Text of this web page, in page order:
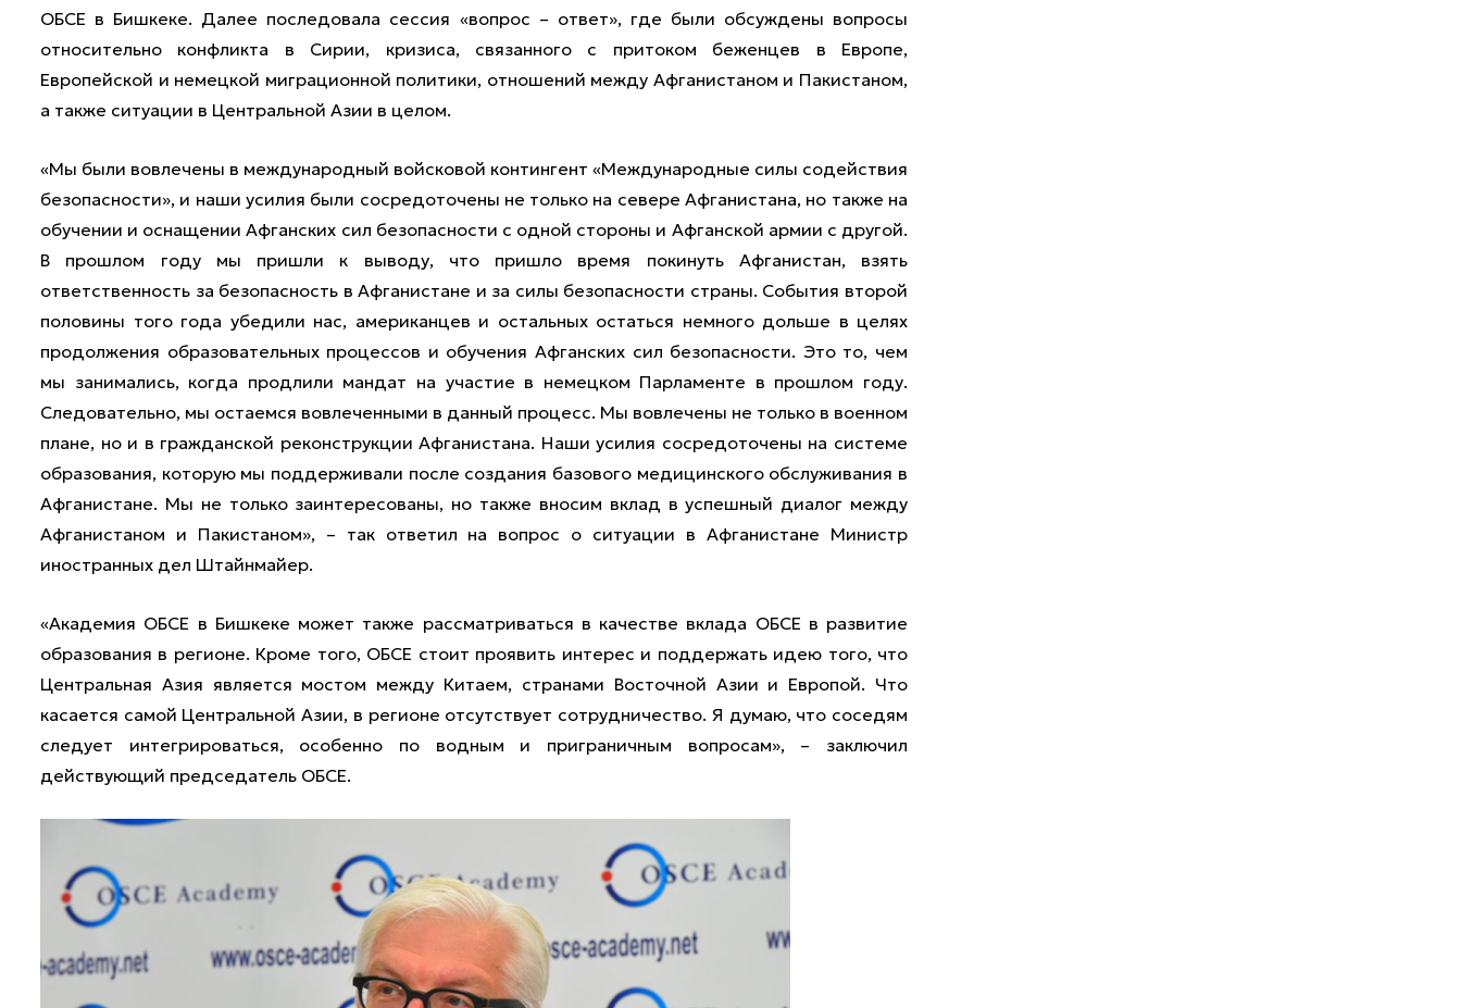
ОБСЕ в Бишкеке. Далее последовала сессия «вопрос – ответ», где были обсуждены вопросы
относительно конфликта в Сирии, кризиса, связанного с притоком беженцев в Европе,
Европейской и немецкой миграционной политики, отношений между Афганистаном и Пакистаном,
а также ситуации в Центральной Азии в целом.
«Мы были вовлечены в международный войсковой контингент «Международные силы содействия
безопасности», и наши усилия были сосредоточены не только на севере Афганистана, но также на
обучении и оснащении Афганских сил безопасности с одной стороны и Афганской армии с другой.
В прошлом году мы пришли к выводу, что пришло время покинуть Афганистан, взять
ответственность за безопасность в Афганистане и за силы безопасности страны. События второй
половины того года убедили нас, американцев и остальных остаться немного дольше в целях
продолжения образовательных процессов и обучения Афганских сил безопасности. Это то, чем
мы занимались, когда продлили мандат на участие в немецком Парламенте в прошлом году.
Следовательно, мы остаемся вовлеченными в данный процесс. Мы вовлечены не только в военном
плане, но и в гражданской реконструкции Афганистана. Наши усилия сосредоточены на системе
образования, которую мы поддерживали после создания базового медицинского обслуживания в
Афганистане. Мы не только заинтересованы, но также вносим вклад в успешный диалог между
Афганистаном и Пакистаном», – так ответил на вопрос о ситуации в Афганистане Министр
иностранных дел Штайнмайер.
«Академия ОБСЕ в Бишкеке может также рассматриваться в качестве вклада ОБСЕ в развитие
образования в регионе. Кроме того, ОБСЕ стоит проявить интерес и поддержать идею того, что
Центральная Азия является мостом между Китаем, странами Восточной Азии и Европой. Что
касается самой Центральной Азии, в регионе отсутствует сотрудничество. Я думаю, что соседям
следует интегрироваться, особенно по водным и приграничным вопросам», – заключил
действующий председатель ОБСЕ.